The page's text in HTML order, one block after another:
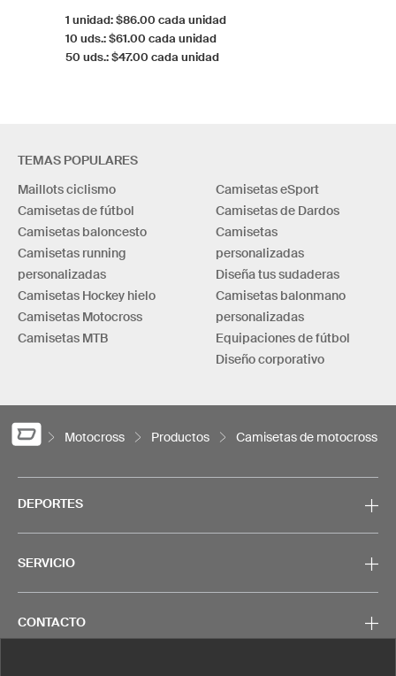
1 unidad: $86.00 cada unidad
10 uds.: $61.00 cada unidad
50 uds.: $47.00 cada unidad
TEMAS POPULARES
Maillots ciclismo
Camisetas de fútbol
Camisetas baloncesto
Camisetas running
personalizadas
Camisetas Hockey hielo
Camisetas Motocross
Camisetas MTB
Camisetas eSport
Camisetas de Dardos
Camisetas
personalizadas
Diseña tus sudaderas
Camisetas balonmano
personalizadas
Equipaciones de fútbol
Diseño corporativo
Motocross Productos Camisetas de motocross
DEPORTES
SERVICIO
CONTACTO